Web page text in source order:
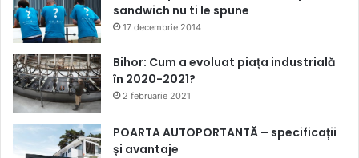
sandwich nu ti le spune
17 decembrie 2014
Bihor: Cum a evoluat piața industrială
în 2020-2021?
2 februarie 2021
POARTA AUTOPORTANTĂ – specificații
și avantaje